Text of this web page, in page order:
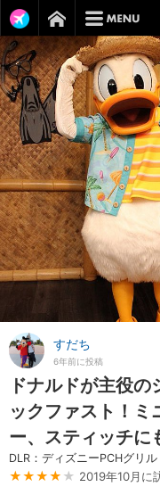
すだち
6年前に投稿
ドナルドが主役の
ックファスト！ミ
ー、スティッチに
DLR：ディズニーPCHグリル
★★★★ ★ 2019年10月に